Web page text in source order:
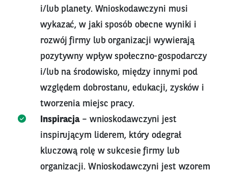
i/lub planety. Wnioskodawczyni musi
wykazać, w jaki sposób obecne wyniki i
rozwój firmy lub organizacji wywierają
pozytywny wpływ społeczno-gospodarczy
i/lub na środowisko, między innymi pod
względem dobrostanu, edukacji, zysków i
tworzenia miejsc pracy.
Inspiracja – wnioskodawczyni jest
inspirującym liderem, który odegrał
kluczową rolę w sukcesie firmy lub
organizacji. Wnioskodawczyni jest wzorem